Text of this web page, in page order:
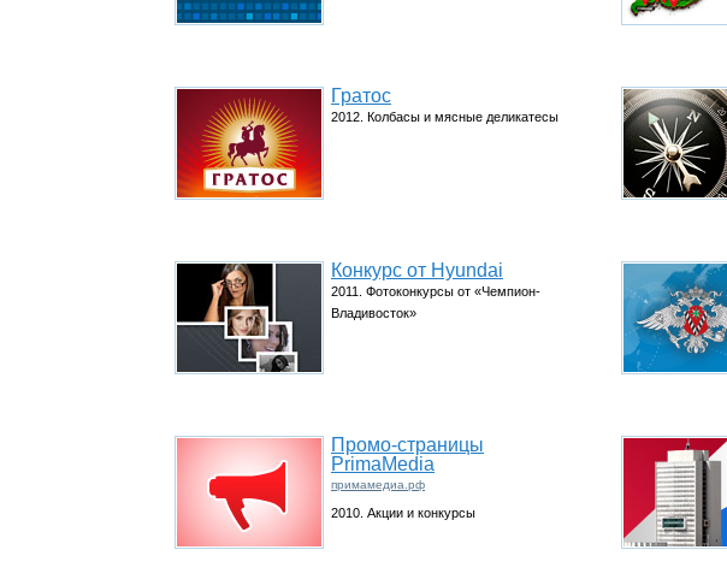
Гратос
2012. Колбасы и мясные деликатесы
Конкурс от Hyundai
2011. Фотоконкурсы от «Чемпион-
Владивосток»
Промо-страницы
PrimaMedia
примамедиа.рф
2010. Акции и конкурсы